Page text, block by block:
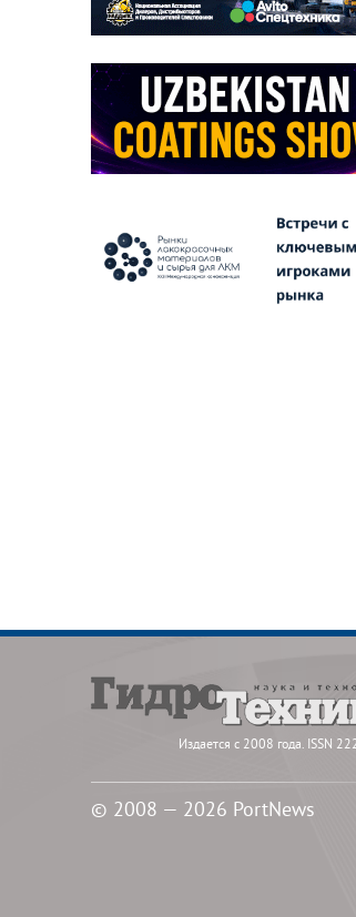
Издается с 2008 года. ISSN
© 2008 — 2026 PortNews